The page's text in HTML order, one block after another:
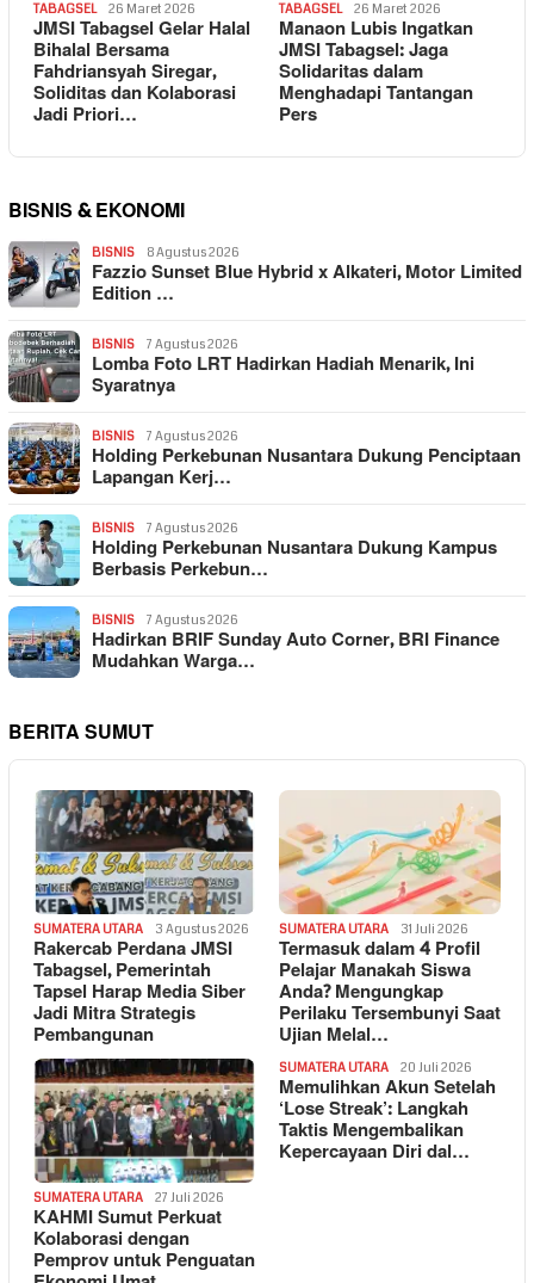
TABAGSEL 26 Maret 2026
JMSI Tabagsel Gelar Halal
Bihalal Bersama
Fahdriansyah Siregar,
Soliditas dan Kolaborasi
Jadi Priori…
TABAGSEL 26 Maret 2026
Manaon Lubis Ingatkan
JMSI Tabagsel: Jaga
Solidaritas dalam
Menghadapi Tantangan
Pers
BISNIS & EKONOMI
BISNIS 8 Agustus 2026
Fazzio Sunset Blue Hybrid x Alkateri, Motor Limited
Edition …
BISNIS 7 Agustus 2026
Lomba Foto LRT Hadirkan Hadiah Menarik, Ini
Syaratnya
BISNIS 7 Agustus 2026
Holding Perkebunan Nusantara Dukung Penciptaan
Lapangan Kerj…
BISNIS 7 Agustus 2026
Holding Perkebunan Nusantara Dukung Kampus
Berbasis Perkebun…
BISNIS 7 Agustus 2026
Hadirkan BRIF Sunday Auto Corner, BRI Finance
Mudahkan Warga…
BERITA SUMUT
SUMATERA UTARA 3 Agustus 2026
Rakercab Perdana JMSI
Tabagsel, Pemerintah
Tapsel Harap Media Siber
Jadi Mitra Strategis
Pembangunan
SUMATERA UTARA 31 Juli 2026
Termasuk dalam 4 Profil
Pelajar Manakah Siswa
Anda? Mengungkap
Perilaku Tersembunyi Saat
Ujian Melal…
SUMATERA UTARA 27 Juli 2026
KAHMI Sumut Perkuat
Kolaborasi dengan
Pemprov untuk Penguatan
SUMATERA UTARA 20 Juli 2026
Memulihkan Akun Setelah
‘Lose Streak’: Langkah
Taktis Mengembalikan
Kepercayaan Diri dal…